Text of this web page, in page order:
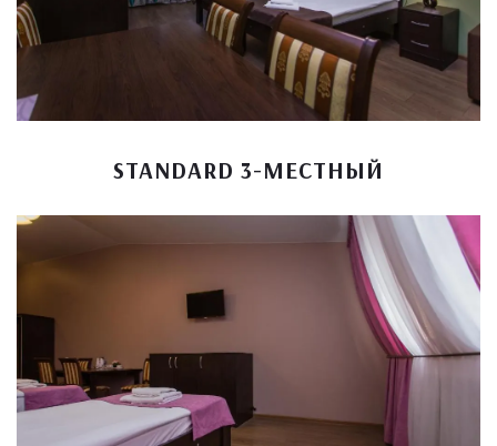
STANDARD 3-МЕСТНЫЙ